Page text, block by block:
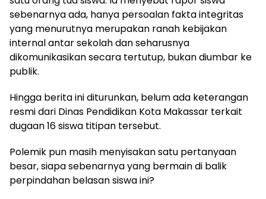
sebenarnya ada, hanya persoalan fakta integritas
yang menurutnya merupakan ranah kebijakan
internal antar sekolah dan seharusnya
dikomunikasikan secara tertutup, bukan diumbar ke
publik.
Hingga berita ini diturunkan, belum ada keterangan
resmi dari Dinas Pendidikan Kota Makassar terkait
dugaan 16 siswa titipan tersebut.
Polemik pun masih menyisakan satu pertanyaan
besar, siapa sebenarnya yang bermain di balik
perpindahan belasan siswa ini?